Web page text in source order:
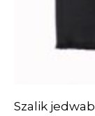
Szalik